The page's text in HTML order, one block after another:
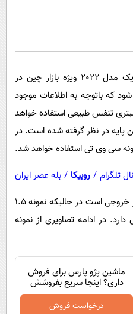
هم اکنون تصاویری از سدان سیویک مدل 2022 ویژه بازار چین در
که باتوجه به اطلاعات موجود
پیشرانه 1.5 لیتری توربوشارژ و 2 لیتری تنفس طبیعی استفاده خواهد
آپشن پایه در نظر گرفته شده است. در
سی وی تی استفاده خواهد شد.
تلگرام / روبیکا / بله عصر ایران
موتور 2 لیتری دارای 158 اسب بخار خروجی است در حالیکه نمونه 1.5
خروجی دارد. در ادامه تصاویری از نمونه
ماشین پژو پارس برای فروش
داری؟ اینجا سریع بفروشش
درخواست فروش